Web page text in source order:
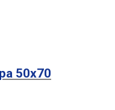
50х70